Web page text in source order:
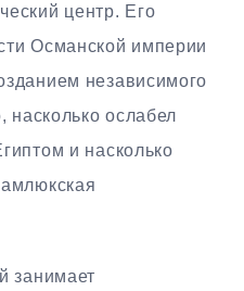
центр. Его
Османской империи
независимого
насколько ослабел
и насколько
занимает